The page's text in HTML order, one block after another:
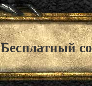
Бесплатный